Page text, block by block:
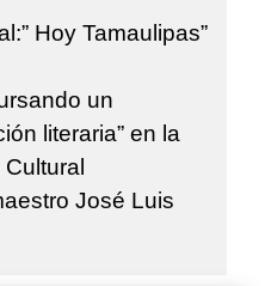
Hoy Tamaulipas”
un
literaria” en la
José Luis